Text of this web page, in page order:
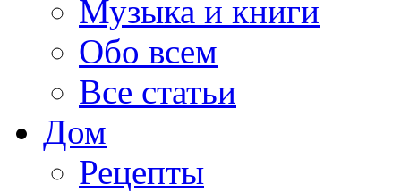
Музыка и книги
Обо всем
Все статьи
Дом
Рецепты